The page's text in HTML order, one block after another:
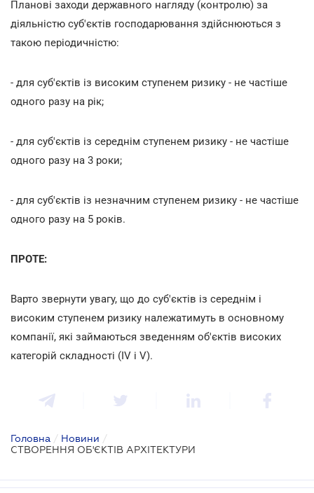
Планові заходи державного нагляду (контролю) за
діяльністю суб'єктів господарювання здійснюються з
такою періодичністю:
- для суб'єктів із високим ступенем ризику - не частіше
одного разу на рік;
- для суб'єктів із середнім ступенем ризику - не частіше
одного разу на 3 роки;
- для суб'єктів із незначним ступенем ризику - не частіше
одного разу на 5 років.
ПРОТЕ:
Варто звернути увагу, що до суб'єктів із середнім і
високим ступенем ризику належатимуть в основному
компанії, які займаються зведенням об'єктів високих
категорій складності (IV і V).
Головна / Новини /
СТВОРЕННЯ ОБ'ЄКТІВ АРХІТЕКТУРИ